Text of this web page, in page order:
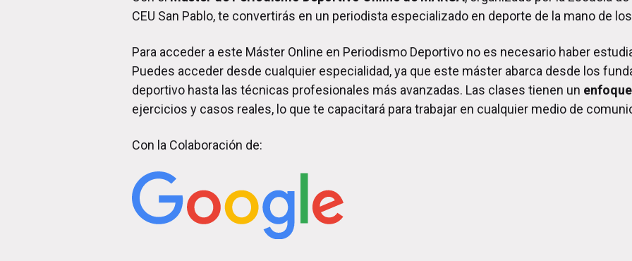
CEU San Pablo, te convertirás en un periodista especializado en deporte de la mano de
Para acceder a este Máster Online en Periodismo Deportivo no es necesario haber
Puedes acceder desde cualquier especialidad, ya que este máster abarca desde los
deportivo hasta las técnicas profesionales más avanzadas. Las clases tienen un
ejercicios y casos reales, lo que te capacitará para trabajar en cualquier medio de
Con la Colaboración de: